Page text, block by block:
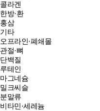
콜라겐
한방·환
홍삼
기타
오프라인·폐쇄몰
관절·뼈
단백질
루테인
마그네슘
밀크씨슬
분말류
비타민·세레늄